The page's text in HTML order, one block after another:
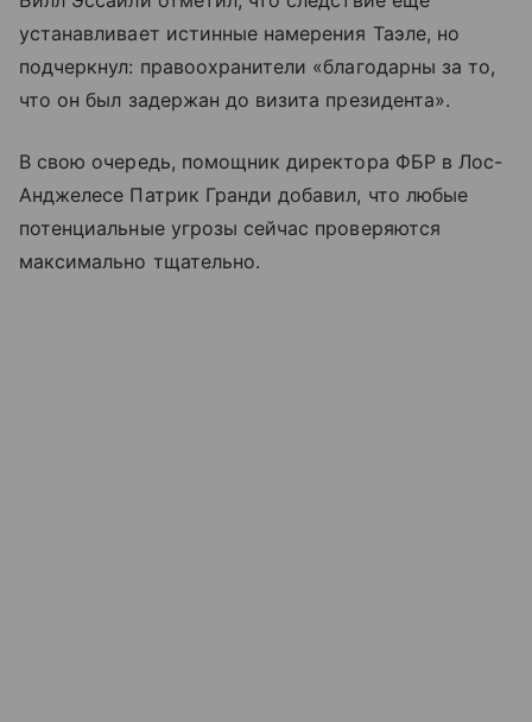
устанавливает истинные намерения Таэле, но
подчеркнул: правоохранители «благодарны за то,
что он был задержан до визита президента».
В свою очередь, помощник директора ФБР в Лос-
Анджелесе Патрик Гранди добавил, что любые
потенциальные угрозы сейчас проверяются
максимально тщательно.